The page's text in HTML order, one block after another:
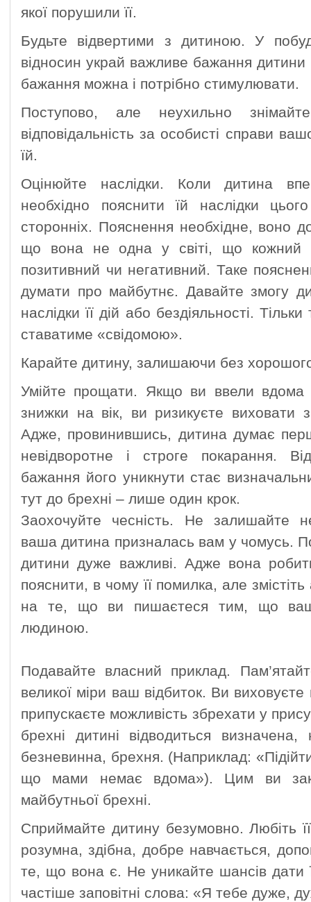
якої порушили її.
Будьте відвертими з дитиною. У
відносин украй важливе бажання
бажання можна і потрібно стимулювати.
Поступово, але неухильно
відповідальність за особисті справи
їй.
Оцінюйте наслідки. Коли дитина
необхідно пояснити їй наслідки
сторонніх. Пояснення необхідне, воно
що вона не одна у світі, що кожний
позитивний чи негативний. Таке
думати про майбутнє. Давайте змогу
наслідки її дій або бездіяльності.
ставатиме «свідомою».
Карайте дитину, залишаючи без
Умійте прощати. Якщо ви ввели вдома
знижки на вік, ви ризикуєте виховати
Адже, провинившись, дитина думає
невідворотне і строге покарання.
бажання його уникнути стає
тут до брехні – лише один крок.
Заохочуйте чесність. Не залишайте
ваша дитина призналась вам у чомусь.
дитини дуже важливі. Адже вона
пояснити, в чому її помилка, але
на те, що ви пишаєтеся тим, що
людиною.
Подавайте власний приклад.
великої міри ваш відбиток. Ви
припускаєте можливість збрехати у
брехні дитині відводиться
безневинна, брехня. (Наприклад:
що мами немає вдома»). Цим ви
майбутньої брехні.
Сприймайте дитину безумовно. Любіть
розумна, здібна, добре навчається,
те, що вона є. Не уникайте шансів дати
частіше заповітні слова: «Я тебе дуже,